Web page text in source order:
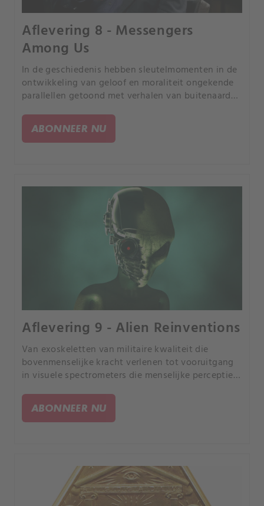
Aflevering 8 - Messengers
Among Us
In de geschiedenis hebben sleutelmomenten in de
ontwikkeling van geloof en moraliteit ongekende
parallellen getoond met verhalen van buitenaards
met wezens van buiten de aarde?.
ABONNEER NU
Aflevering 9 - Alien Reinventions
Van exoskeletten van militaire kwaliteit die
bovenmenselijke kracht verlenen tot vooruitgang
in visuele spectrometers die menselijke perceptie
mythe snel realiteit.
ABONNEER NU